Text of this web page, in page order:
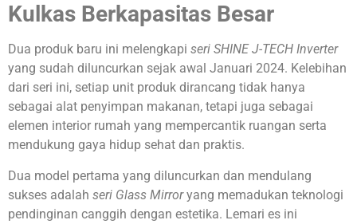
Kulkas Berkapasitas Besar
Dua produk baru ini melengkapi seri SHINE J-TECH Inverter
yang sudah diluncurkan sejak awal Januari 2024. Kelebihan
dari seri ini, setiap unit produk dirancang tidak hanya
sebagai alat penyimpan makanan, tetapi juga sebagai
elemen interior rumah yang mempercantik ruangan serta
mendukung gaya hidup sehat dan praktis.
Dua model pertama yang diluncurkan dan mendulang
sukses adalah seri Glass Mirroryang memadukan teknologi
pendinginan canggih dengan estetika. Lemari es ini